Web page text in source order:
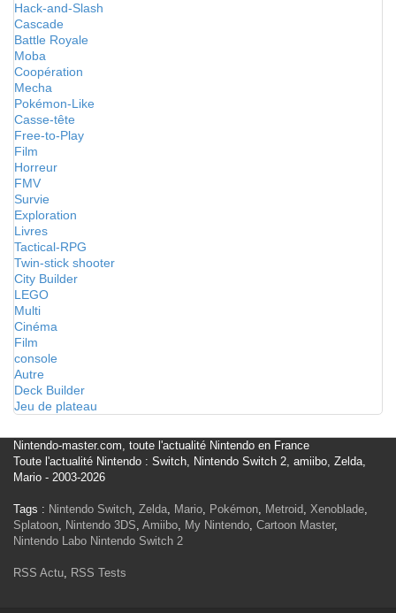
Hack-and-Slash
Cascade
Battle Royale
Moba
Coopération
Mecha
Pokémon-Like
Casse-tête
Free-to-Play
Film
Horreur
FMV
Survie
Exploration
Livres
Tactical-RPG
Twin-stick shooter
City Builder
LEGO
Multi
Cinéma
Film
console
Autre
Deck Builder
Jeu de plateau
Nintendo-master.com, toute l'actualité Nintendo en France
Toute l'actualité Nintendo : Switch, Nintendo Switch 2, amiibo, Zelda,
Mario - 2003-2026
Tags : Nintendo Switch, Zelda, Mario, Pokémon, Metroid, Xenoblade,
Splatoon, Nintendo 3DS, Amiibo, My Nintendo, Cartoon Master,
Nintendo Labo Nintendo Switch 2
RSS Actu, RSS Tests